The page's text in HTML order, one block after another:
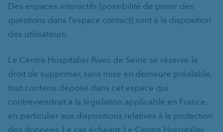
Des espaces interactifs (possibilité de poser des
questions dans l’espace contact) sont à la disposition
des utilisateurs.
Le Centre Hospitalier Rives de Seine se réserve le
droit de supprimer, sans mise en demeure préalable,
tout contenu déposé dans cet espace qui
contreviendrait à la législation applicable en France,
en particulier aux dispositions relatives à la protection